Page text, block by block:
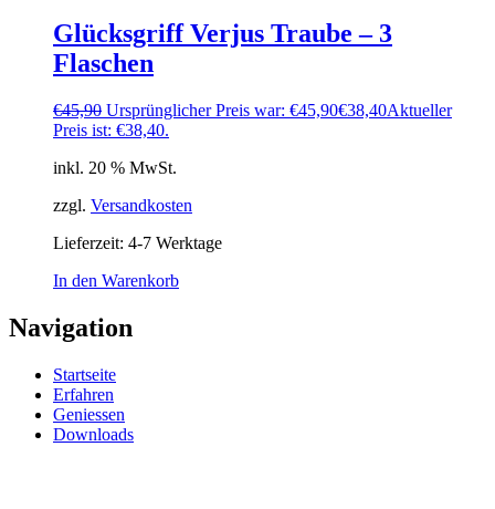
Glücksgriff Verjus Traube – 3
Flaschen
€45,90 Ursprünglicher Preis war: €45,90€38,40Aktueller
Preis ist: €38,40.
inkl. 20 % MwSt.
zzgl. Versandkosten
Lieferzeit: 4-7 Werktage
In den Warenkorb
Navigation
Startseite
Erfahren
Geniessen
Downloads